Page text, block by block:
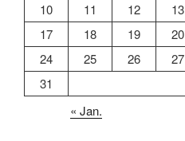
10
11 12 13
17
18 19 20
24
25 26 27
31
« Jan.